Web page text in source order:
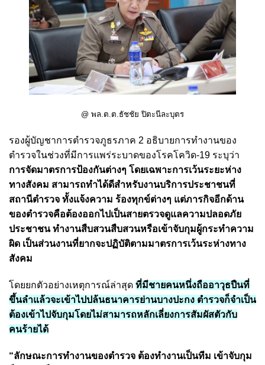
@ พล.ต.ต.ธัชชัย ปิตะนีละบุตร
รองผู้บัญชาการตำรวจภูธรภาค 2 อธิบายการทำงานของ
ตำรวจในช่วงที่มีการแพร่ระบาดของโรคโควิด-19 ระบุว่า
การจัดมาตรการป้องกันต่างๆ โดยเฉพาะการเว้นระยะห่าง
ทางสังคม สามารถทำได้ดีสำหรับงานบริการประชาชนที่
สถานีตำรวจ ทั้งแจ้งความ ร้องทุกข์ต่างๆ แต่ภารกิจอีกด้าน
ของตำรวจคือต้องออกไปเป็นสายตรวจดูแลความปลอดภัย
ประชาชน ทำงานสืบสวนสืบสวนหรือเข้าจับกุมผู้กระทำความ
ผิด เป็นส่วนงานที่ยากจะปฏิบัติตามมาตรการเว้นระห่างทาง
สังคม
โดยยกตัวอย่างเหตุการณ์ล่าสุด ที่มีชายคนหนึ่งถืออาวุธปืนที่
ขึ้นลำแล้วจะเข้าไปปล้นธนาคารย่านบางปะกง ตำรวจก็จำเป็น
ต้องเข้าไปจับกุมโดยไม่สามารถหลักเลี่ยงการสัมผัสตัวกับ
คนร้ายได้
“ลักษณะการทำงานของตำรวจ ต้องทำงานเป็นทีม เข้าจับกุม